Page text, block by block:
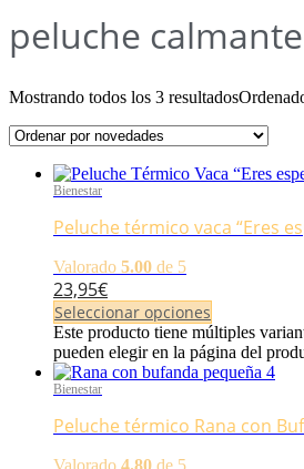
peluche
Mostrando todos los 3 resultados
Bienestar
Peluche térmico vaca “Eres
Valorado 5.00 de 5
23,95€
Seleccionar opciones
Este producto tiene múltiples
pueden elegir en la página del
Bienestar
Peluche térmico Rana con
Valorado 4.80 de 5